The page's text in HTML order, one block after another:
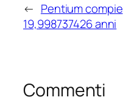
← Pentium compie
19,998737426 anni
Commenti